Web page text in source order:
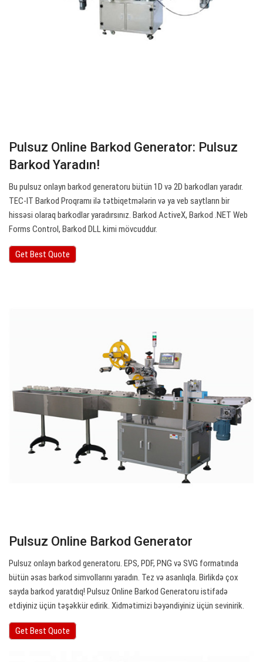
Pulsuz Online Barkod Generator: Pulsuz
Barkod Yaradın!
Bu pulsuz onlayn barkod generatoru bütün 1D və 2D barkodları yaradır.
TEC-IT Barkod Proqramı ilə tətbiqetmələrin və ya veb saytların bir
hissəsi olaraq barkodlar yaradırsınız. Barkod ActiveX, Barkod .NET Web
Forms Control, Barkod DLL kimi mövcuddur.
Get Best Quote
Pulsuz Online Barkod Generator
Pulsuz onlayn barkod generatoru. EPS, PDF, PNG və SVG formatında
bütün əsas barkod simvollarını yaradın. Tez və asanlıqla. Birlikdə çox
sayda barkod yaratdıq! Pulsuz Online Barkod Generatoru istifadə
etdiyiniz üçün təşəkkür edirik. Xidmətimizi bəyəndiyiniz üçün sevinirik.
Get Best Quote